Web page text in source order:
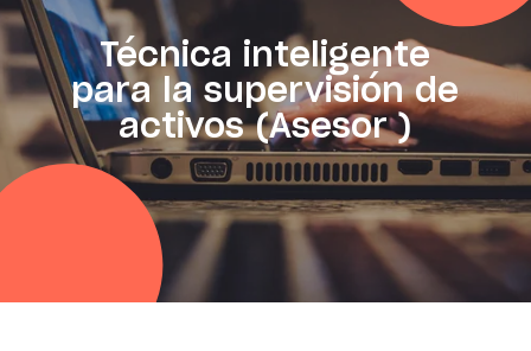
Técnica inteligente
para la supervisión de
activos (Asesor )